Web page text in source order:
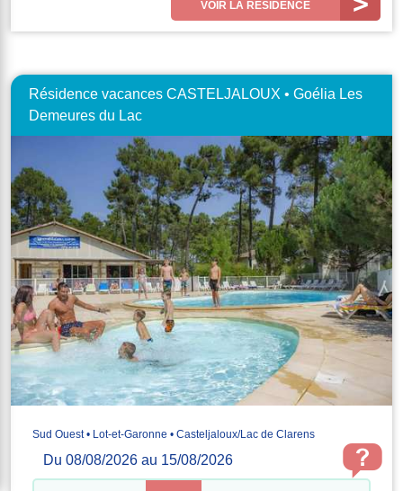
VOIR LA RÉSIDENCE
Résidence vacances CASTELJALOUX • Goélia Les
Demeures du Lac
Sud Ouest • Lot-et-Garonne • Casteljaloux/Lac de Clarens
Du 08/08/2026 au 15/08/2026